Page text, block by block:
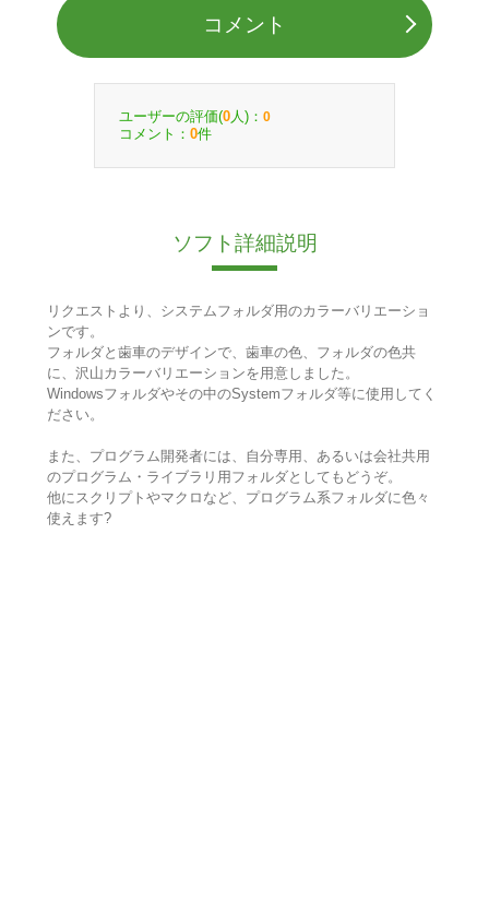
コメント
ユーザーの評価(0 人)： 0
コメント： 0件
ソフト詳細説明
リクエストより、システムフォルダ用のカラーバリエーショ
ンです。
フォルダと歯車のデザインで、歯車の色、フォルダの色共
に、沢山カラーバリエーションを用意しました。
Windowsフォルダやその中のSystemフォルダ等に使用してく
ださい。
また、プログラム開発者には、自分専用、あるいは会社共用
のプログラム・ライブラリ用フォルダとしてもどうぞ。
他にスクリプトやマクロなど、プログラム系フォルダに色々
使えます?